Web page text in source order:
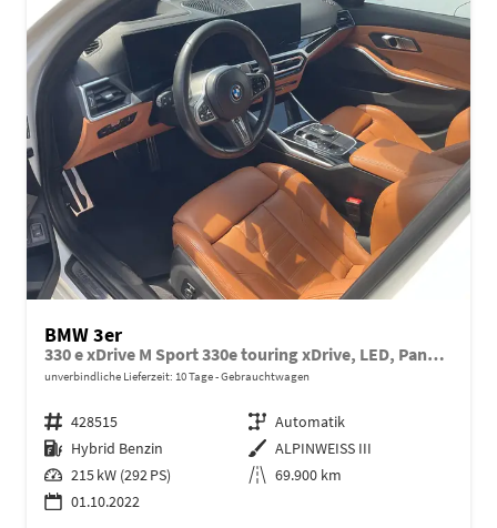
BMW 3er
330 e xDrive M Sport 330e touring xDrive, LED, Pano, AHK, Navi, Kamera, HarmanKardon
unverbindliche Lieferzeit: 10 Tage Gebrauchtwagen
Fahrzeugnr. 428515 Getriebe Automatik
Kraftstoff Hybrid Benzin Außenfarbe ALPINWEISS III
Leistung 215 kW (292 PS) Kilometerstand 69.900 km
01.10.2022